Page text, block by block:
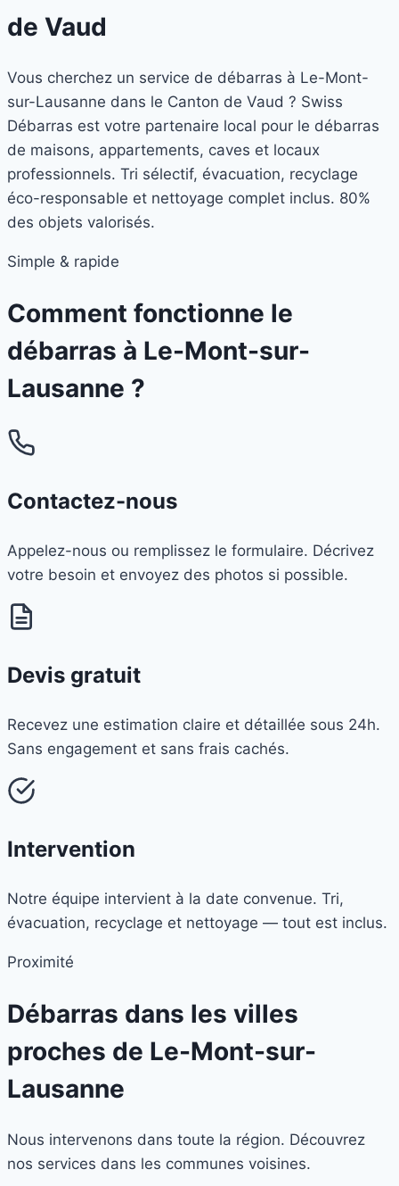
de Vaud
Vous cherchez un service de débarras à Le-Mont-
sur-Lausanne dans le Canton de Vaud ? Swiss
Débarras est votre partenaire local pour le débarras
de maisons, appartements, caves et locaux
professionnels. Tri sélectif, évacuation, recyclage
éco-responsable et nettoyage complet inclus. 80%
des objets valorisés.
Simple & rapide
Comment fonctionne le
débarras à Le-Mont-sur-
Lausanne ?
Contactez-nous
Appelez-nous ou remplissez le formulaire. Décrivez
votre besoin et envoyez des photos si possible.
Devis gratuit
Recevez une estimation claire et détaillée sous 24h.
Sans engagement et sans frais cachés.
Intervention
Notre équipe intervient à la date convenue. Tri,
évacuation, recyclage et nettoyage — tout est inclus.
Proximité
Débarras dans les villes
proches de Le-Mont-sur-
Lausanne
Nous intervenons dans toute la région. Découvrez
nos services dans les communes voisines.